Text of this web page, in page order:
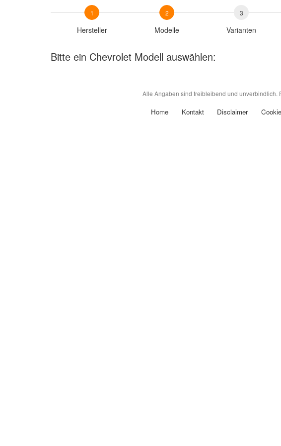
1
Hersteller
2
Modelle
3
Varianten
Bitte ein Chevrolet Modell auswählen:
Alle Angaben sind freibleibend und
Home Kontakt Disclaimer